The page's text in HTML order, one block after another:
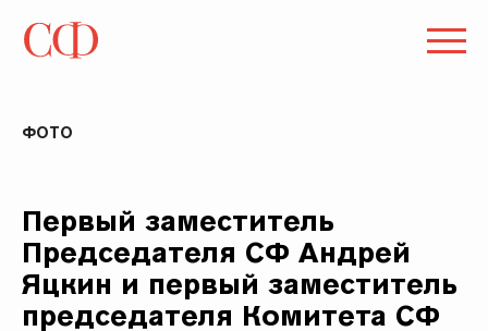
ФОТО
Первый заместитель
Председателя СФ Андрей
Яцкин и первый заместитель
председателя Комитета СФ